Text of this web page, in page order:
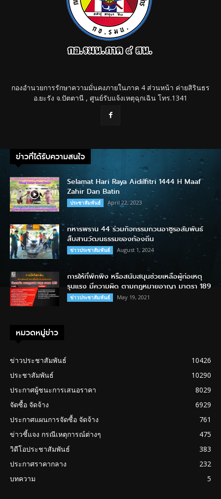
กองอำนวยการรักษาความมั่นคงภายในภาค 4 ส่วนหน้า ค่ายสิรินธร
อ.ยะรัง จ.ปัตตานี , ศูนย์รับแจ้งเหตุฉุกเฉิน โทร.1341
ข่าวที่ได้รับความสนใจ
Selamat Hari Raya Aidilfitri 1444 H Maaf
Zahir Dan Batin
ประชาสัมพันธ์ April 22, 2023
ทหารพราน 44 ร่วมกิจกรรมกวนอาซูรอสัมพันธ์
สืบสานวัฒนธรรมของท้องถิ่น
ข่าวประชาสัมพันธ์ August 1, 2024
การให้ที่พักพิง หรือสนับสนุนช่วยเหลือผู้ก่อเหตุ
รุนแรง มีความผิด ตามกฎหมายอาญา มาตรา 189
ข่าวประชาสัมพันธ์ May 19, 2021
หมวดหมู่ข่าว
ข่าวประชาสัมพันธ์
10426
ประชาสัมพันธ์
10290
ประกาศผู้ชนะการเสนอราคา
8029
จัดซื้อ จัดจ้าง
6929
ประกาศแผนการจัดซื้อ จัดจ้าง
761
ข่าวชี้แจง กรณีเหตุการณ์ต่างๆ
475
วิดีโอประชาสัมพันธ์
383
ประกาศราคากลาง
232
บทความ
5